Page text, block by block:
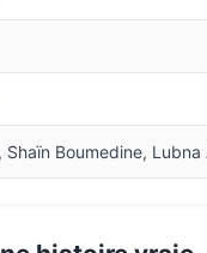
Shaïn Boumedine,